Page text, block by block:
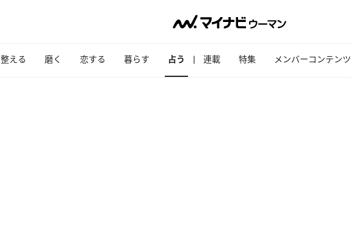
整える 磨く 恋する 暮らす 占う 連載 特集 メンバーコンテンツ